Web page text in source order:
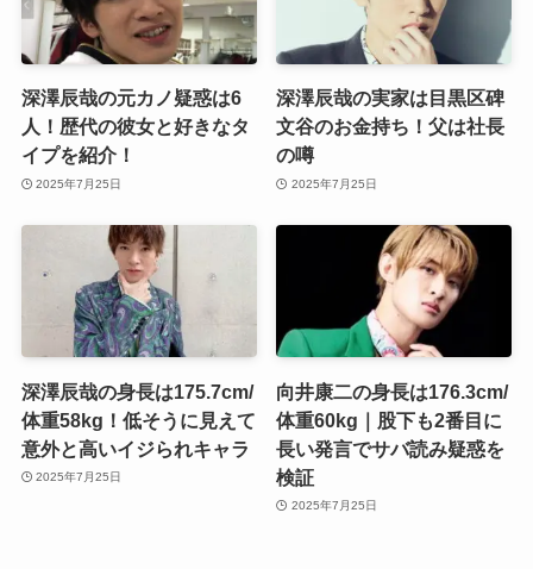
深澤辰哉の元カノ疑惑は6
人！歴代の彼女と好きなタ
イプを紹介！
2025年7月25日
深澤辰哉の実家は目黒区碑
文谷のお金持ち！父は社長
の噂
2025年7月25日
深澤辰哉の身長は175.7cm/
体重58kg！低そうに見えて
意外と高いイジられキャラ
2025年7月25日
向井康二の身長は176.3cm/
体重60kg｜股下も2番目に
長い発言でサバ読み疑惑を
検証
2025年7月25日